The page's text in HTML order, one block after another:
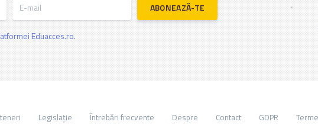
ABONEAZĂ-TE
Eduacces.ro.
Legislație Întrebări frecvente Despre Contact GDPR